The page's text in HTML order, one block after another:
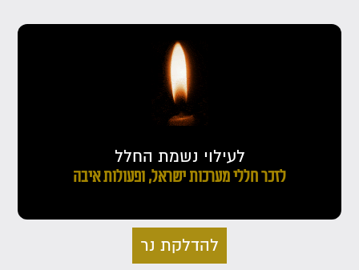
לעילוי נשמת החלל
לזכר חללי מערכות ישראל, ופעולות איבה
להדלקת נר